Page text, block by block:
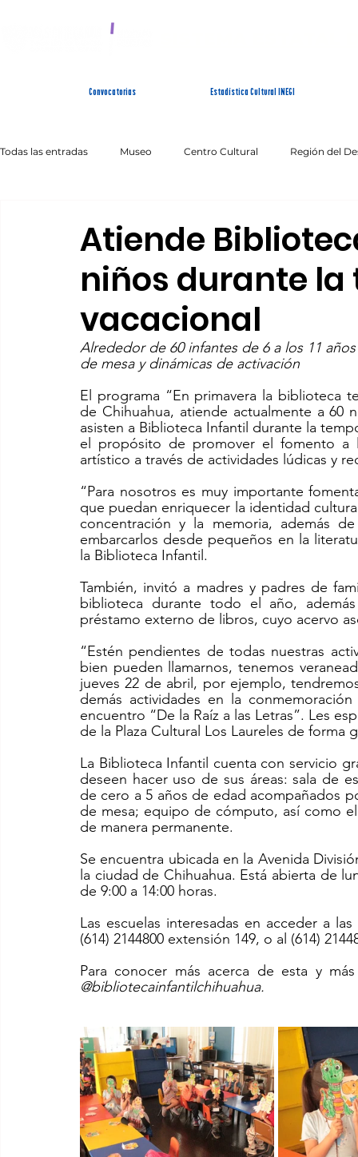
Convocatorias Estadística Cultural INEGI
Todas las entradas Museo Centro Cultural Región del
Atiende
niños durante
vacacional
Alrededor de 60 infantes de 6 a los 11
de mesa y dinámicas de activación
El programa “En primavera la biblioteca
de Chihuahua, atiende actualmente a
asisten a Biblioteca Infantil durante la
el propósito de promover el fomento a
artístico a través de actividades lúdicas y
“Para nosotros es muy importante
que puedan enriquecer la identidad
concentración y la memoria, además
embarcarlos desde pequeños en la
la Biblioteca Infantil.
También, invitó a madres y padres de
biblioteca durante todo el año,
préstamo externo de libros, cuyo acervo
“Estén pendientes de todas nuestras
bien pueden llamarnos, tenemos
jueves 22 de abril, por ejemplo,
demás actividades en la
encuentro “De la Raíz a las Letras”. Les
de la Plaza Cultural Los Laureles de forma
La Biblioteca Infantil cuenta con servicio
deseen hacer uso de sus áreas: sala de
de cero a 5 años de edad acompañados
de mesa; equipo de cómputo, así como
de manera permanente.
Se encuentra ubicada en la Avenida
la ciudad de Chihuahua. Está abierta de
de 9:00 a 14:00 horas.
Las escuelas interesadas en acceder a
(614) 2144800 extensión 149, o al (614)
@bibliotecainfantilchihuahua.